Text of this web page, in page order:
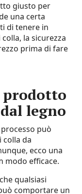
giusto per
una certa
di tenere in
la sicurezza
prima di fare
prodotto
legno
può
colla da
ecco una
modo efficace.
qualsiasi
comportare un